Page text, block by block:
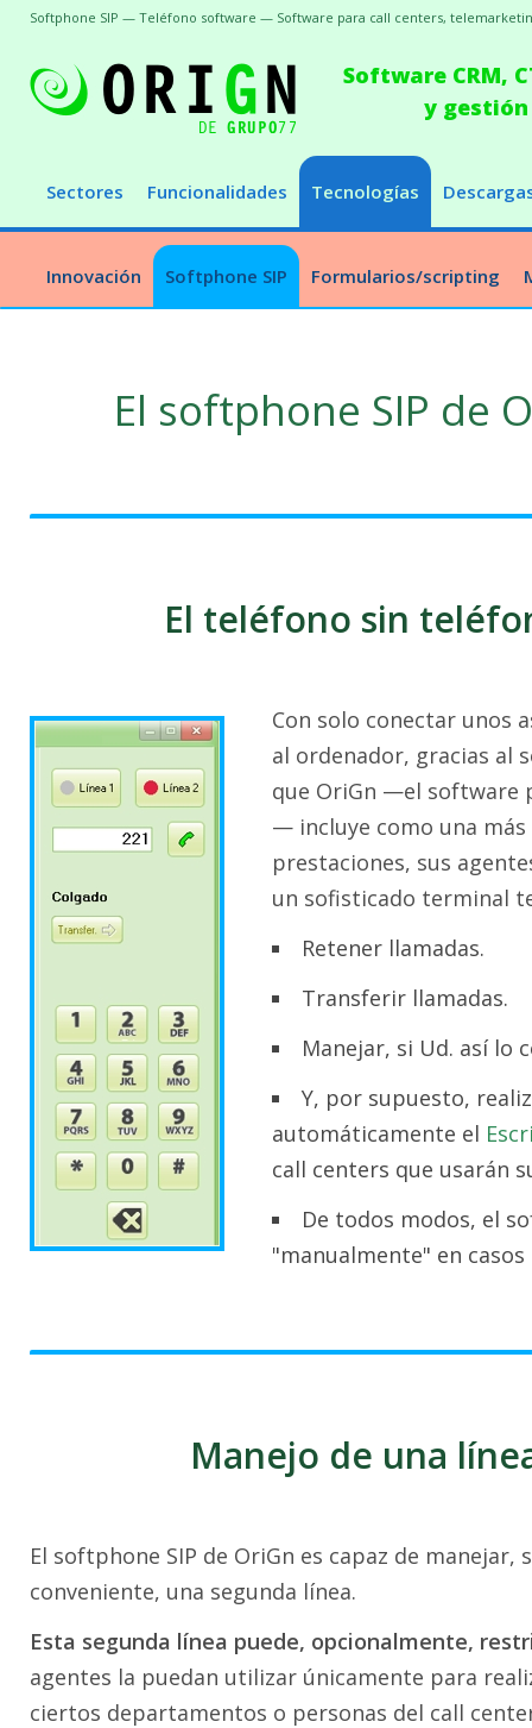
Software CRM,
y
Sectores Funcionalidades Tecnologías
Innovación Softphone SIP Formularios/scripting
Softphone SIP — Teléfono software — Software para call centers,
El softphone SIP de
El teléfono sin
Con solo conectar unos
al ordenador, gracias al
que OriGn —el software
— incluye como una más
prestaciones, sus
un sofisticado terminal
Retener llamadas.
Transferir llamadas.
Manejar, si Ud. así lo
Y, por supuesto,
automáticamente el
call centers que usarán
De todos modos, el
"manualmente" en
Manejo de una
El softphone SIP de OriGn es capaz de manejar,
conveniente, una segunda línea.
Esta segunda línea puede, opcionalmente,
agentes la puedan utilizar únicamente para
ciertos departamentos o personas del call